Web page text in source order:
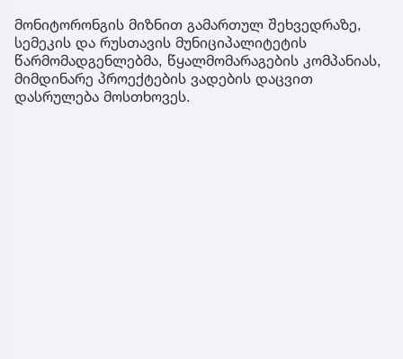
მონიტორონგის მიზნით გამართულ შეხვედრაზე,
სემეკის და რუსთავის მუნიციპალიტეტის
წარმომადგენლებმა, წყალმომარაგების კომპანიას,
მიმდინარე პროექტების ვადების დაცვით
დასრულება მოსთხოვეს.